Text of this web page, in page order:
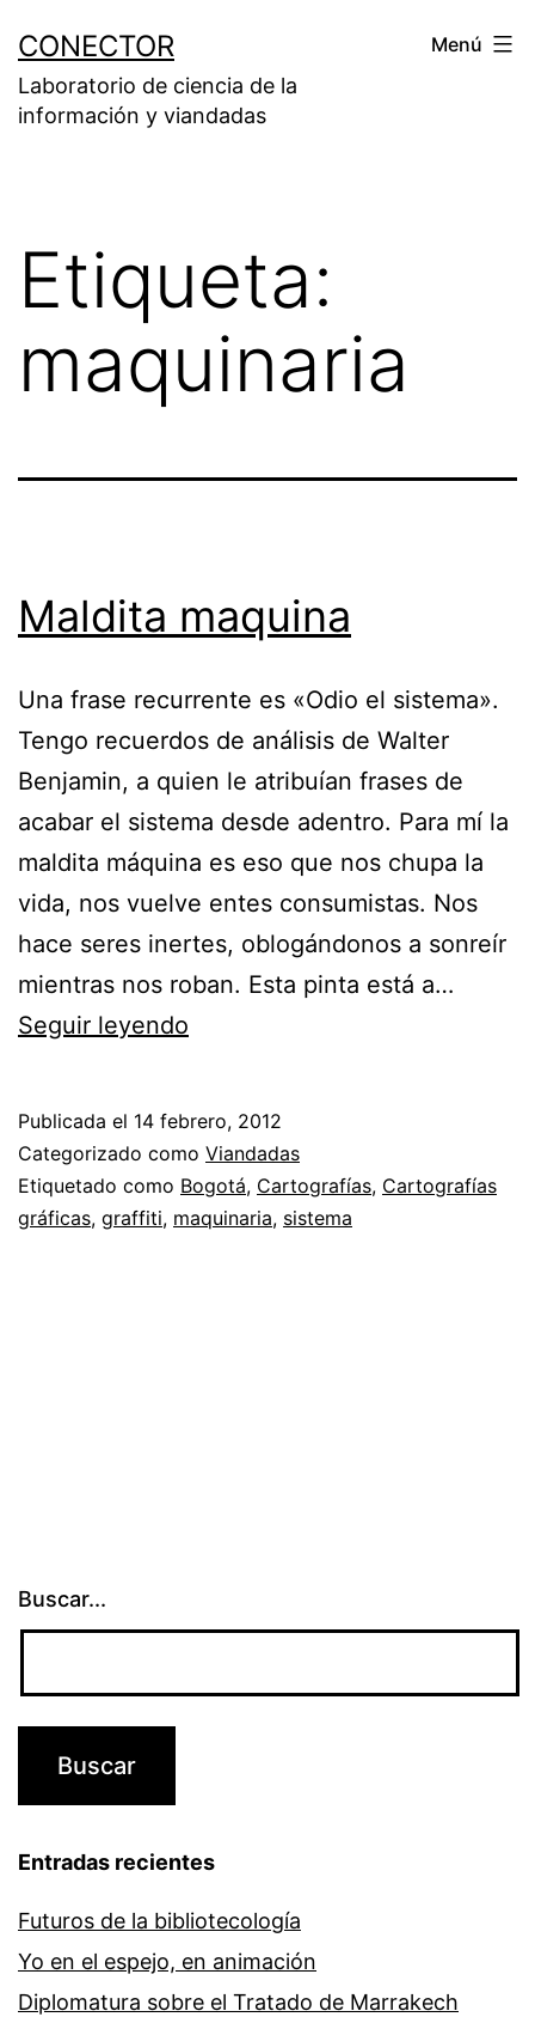
contenido
CONECTOR
Laboratorio de ciencia de la
información y viandadas
Menú
Etiqueta:
maquinaria
Maldita maquina
Una frase recurrente es «Odio el sistema».
Tengo recuerdos de análisis de Walter
Benjamin, a quien le atribuían frases de
acabar el sistema desde adentro. Para mí la
maldita máquina es eso que nos chupa la
vida, nos vuelve entes consumistas. Nos
hace seres inertes, oblogándonos a sonreír
mientras nos roban. Esta pinta está a…
Seguir leyendo
Publicada el 14 febrero, 2012
Categorizado como Viandadas
Etiquetado como Bogotá, Cartografías, Cartografías
gráficas, graffiti, maquinaria, sistema
Buscar...
Entradas recientes
Futuros de la bibliotecología
Yo en el espejo, en animación
Diplomatura sobre el Tratado de Marrakech